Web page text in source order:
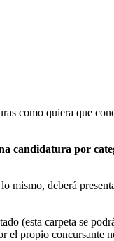
como quiera que
candidatura por
mismo, deberá
(esta carpeta se
el propio concursante